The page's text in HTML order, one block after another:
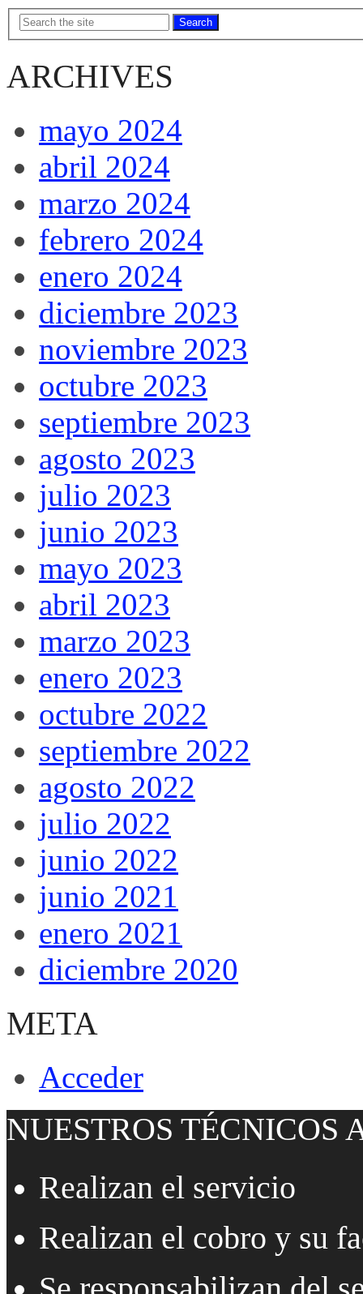
Search
ARCHIVES
mayo 2024
abril 2024
marzo 2024
febrero 2024
enero 2024
diciembre 2023
noviembre 2023
octubre 2023
septiembre 2023
agosto 2023
julio 2023
junio 2023
mayo 2023
abril 2023
marzo 2023
enero 2023
octubre 2022
septiembre 2022
agosto 2022
julio 2022
junio 2022
junio 2021
enero 2021
diciembre 2020
META
Acceder
NUESTROS TÉCNICOS
Realizan el servicio
Realizan el cobro y su